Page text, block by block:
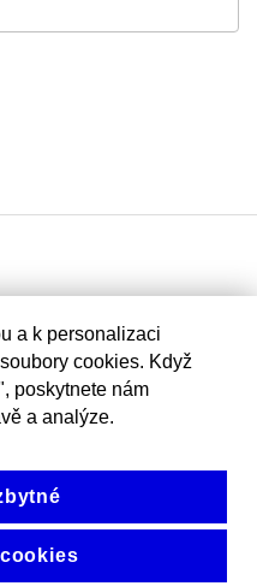
a k personalizaci
cookies. Když
poskytnete nám
a analýze.